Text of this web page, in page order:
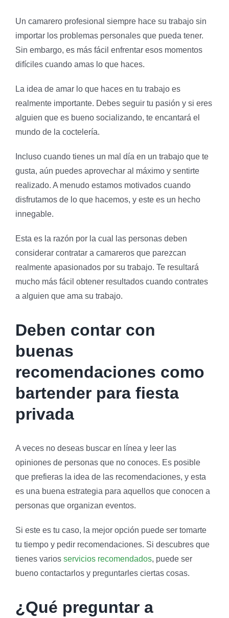
Un camarero profesional siempre hace su trabajo sin
importar los problemas personales que pueda tener.
Sin embargo, es más fácil enfrentar esos momentos
difíciles cuando amas lo que haces.
La idea de amar lo que haces en tu trabajo es
realmente importante. Debes seguir tu pasión y si eres
alguien que es bueno socializando, te encantará el
mundo de la coctelería.
Incluso cuando tienes un mal día en un trabajo que te
gusta, aún puedes aprovechar al máximo y sentirte
realizado. A menudo estamos motivados cuando
disfrutamos de lo que hacemos, y este es un hecho
innegable.
Esta es la razón por la cual las personas deben
considerar contratar a camareros que parezcan
realmente apasionados por su trabajo. Te resultará
mucho más fácil obtener resultados cuando contrates
a alguien que ama su trabajo.
Deben contar con
buenas
recomendaciones como
bartender para fiesta
privada
A veces no deseas buscar en línea y leer las
opiniones de personas que no conoces. Es posible
que prefieras la idea de las recomendaciones, y esta
es una buena estrategia para aquellos que conocen a
personas que organizan eventos.
Si este es tu caso, la mejor opción puede ser tomarte
tu tiempo y pedir recomendaciones. Si descubres que
tienes varios servicios recomendados, puede ser
bueno contactarlos y preguntarles ciertas cosas.
¿Qué preguntar a